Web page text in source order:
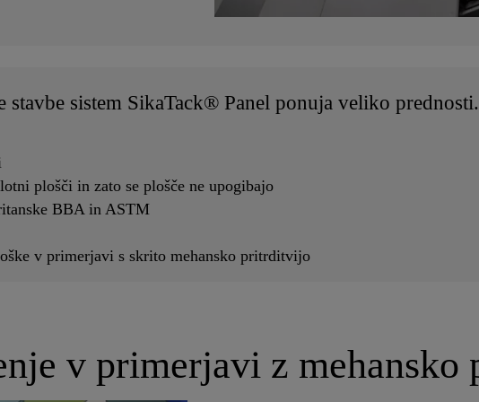
sistem SikaTack® Panel ponuja veliko prednosti.
plošči in zato se plošče ne upogibajo
BBA in ASTM
v primerjavi s skrito mehansko pritrditvijo
v primerjavi z